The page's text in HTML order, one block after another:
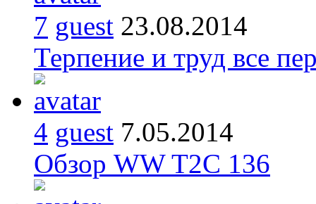
7 guest 23.08.2014
Терпение и труд все
4 guest 7.05.2014
Обзор WW T2C 136